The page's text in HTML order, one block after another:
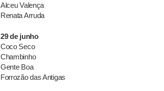
Alceu Valença
Renata Arruda
29 de junho
Coco Seco
Chambinho
Gente Boa
Forrozão das Antigas